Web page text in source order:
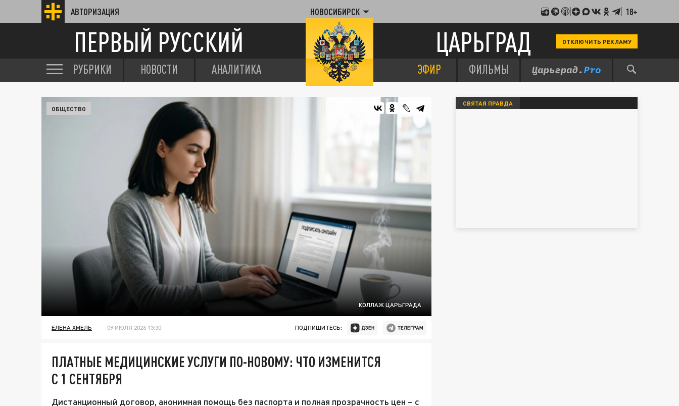
АВТОРИЗАЦИЯ НОВОСИБИРСК 18+
ПЕРВЫЙ РУССКИЙ ЦАРЬГРАД ОТКЛЮЧИТЬ РЕКЛАМУ
РУБРИКИ НОВОСТИ АНАЛИТИКА ЭФИР ФИЛЬМЫ
КОЛЛАЖ ЦАРЬГРАДА
ОБЩЕСТВО
ЕЛЕНА ХМЕЛЬ 09 ИЮЛЯ 2026 13:30 ПОДПИШИТЕСЬ:
ПЛАТНЫЕ МЕДИЦИНСКИЕ УСЛУГИ ПО-НОВОМУ: ЧТО ИЗМЕНИТСЯ
С 1 СЕНТЯБРЯ
Дистанционный договор, анонимная помощь без паспорта и полная прозрачность цен – с
СВЯТАЯ ПРАВДА